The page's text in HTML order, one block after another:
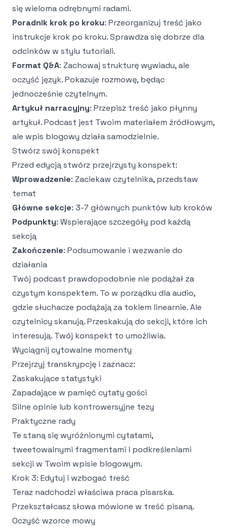
się wieloma odrębnymi radami.
Poradnik krok po kroku: Przeorganizuj treść jako
instrukcje krok po kroku. Sprawdza się dobrze dla
odcinków w stylu tutoriali.
Format Q&A: Zachowaj strukturę wywiadu, ale
oczyść język. Pokazuje rozmowę, będąc
jednocześnie czytelnym.
Artykuł narracyjny: Przepisz treść jako płynny
artykuł. Podcast jest Twoim materiałem źródłowym,
ale wpis blogowy działa samodzielnie.
Stwórz swój konspekt
Przed edycją stwórz przejrzysty konspekt:
Wprowadzenie: Zaciekaw czytelnika, przedstaw
temat
Główne sekcje: 3-7 głównych punktów lub kroków
Podpunkty: Wspierające szczegóły pod każdą
sekcją
Zakończenie: Podsumowanie i wezwanie do
działania
Twój podcast prawdopodobnie nie podążał za
czystym konspektem. To w porządku dla audio,
gdzie słuchacze podążają za tokiem linearnie. Ale
czytelnicy skanują. Przeskakują do sekcji, które ich
interesują. Twój konspekt to umożliwia.
Wyciągnij cytowalne momenty
Przejrzyj transkrypcję i zaznacz:
Zaskakujące statystyki
Zapadające w pamięć cytaty gości
Silne opinie lub kontrowersyjne tezy
Praktyczne rady
Te staną się wyróżnionymi cytatami,
tweetowalnymi fragmentami i podkreśleniami
sekcji w Twoim wpisie blogowym.
Krok 3: Edytuj i wzbogać treść
Teraz nadchodzi właściwa praca pisarska.
Przekształcasz słowa mówione w treść pisaną.
Oczyść wzorce mowy